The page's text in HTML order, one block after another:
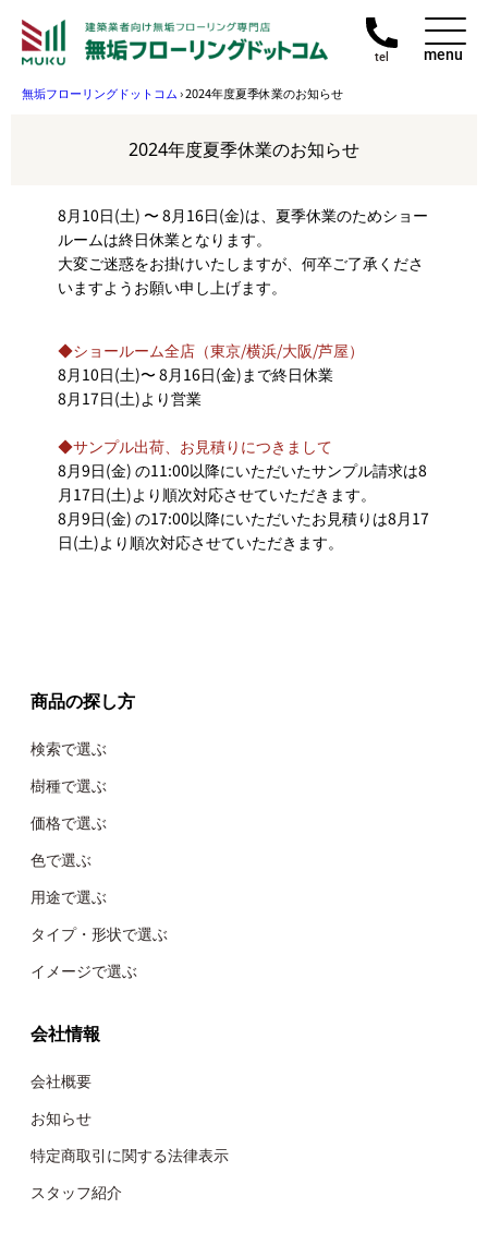
tel menu
無垢フローリングドットコム›2024年度夏季休業のお知らせ
2024年度夏季休業のお知らせ
8月10日(土) 〜 8月16日(金)は、夏季休業のためショー
ルームは終日休業となります。
大変ご迷惑をお掛けいたしますが、何卒ご了承くださ
いますようお願い申し上げます。
◆ショールーム全店（東京/横浜/大阪/芦屋）
8月10日(土)〜 8月16日(金)まで終日休業
8月17日(土)より営業
◆サンプル出荷、お見積りにつきまして
8月9日(金) の11:00以降にいただいたサンプル請求は8
月17日(土)より順次対応させていただきます。
8月9日(金) の17:00以降にいただいたお見積りは8月17
日(土)より順次対応させていただきます。
商品の探し方
検索で選ぶ
樹種で選ぶ
価格で選ぶ
色で選ぶ
用途で選ぶ
タイプ・形状で選ぶ
イメージで選ぶ
会社情報
会社概要
お知らせ
特定商取引に関する法律表示
スタッフ紹介